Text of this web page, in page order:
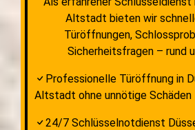
Altstadt bieten wir
Türöffnungen,
Sicherheitsfragen – rund
Professionelle Türöffnung in
Altstadt ohne unnötige Schäden
24/7 Schlüsselnotdienst